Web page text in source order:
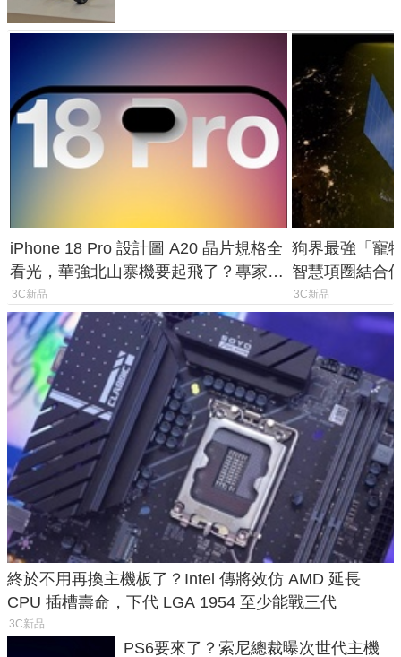
iPhone 18 Pro 設計圖 A20 晶片規格全
看光，華強北山寨機要起飛了？專家曝
山寨機無法復刻兩大關鍵
3C新品
狗界最強「寵
智慧項圈結合
谷也能精準找
3C新品
終於不用再換主機板了？Intel 傳將效仿 AMD 延長
CPU 插槽壽命，下代 LGA 1954 至少能戰三代
3C新品
PS6要來了？索尼總裁曝次世代主機